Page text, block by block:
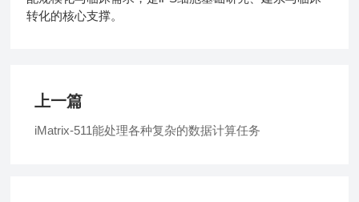
转化的核心支撑。
上一篇
iMatrix-511能处理各种复杂的数据计算任务